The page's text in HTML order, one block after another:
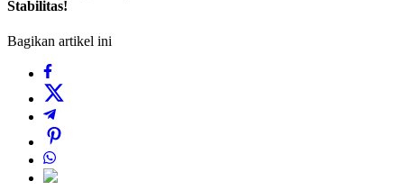
Stabilitas!
Bagikan artikel ini